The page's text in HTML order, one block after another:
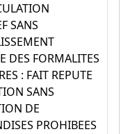
SANS
DES FORMALITES
: FAIT REPUTE
SANS
DE
PROHIBEES